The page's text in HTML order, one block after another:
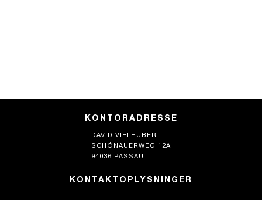
KONTORADRESSE
DAVID VIELHUBER
SCHÖNAUERWEG 12A
94036 PASSAU
KONTAKTOPLYSNINGER